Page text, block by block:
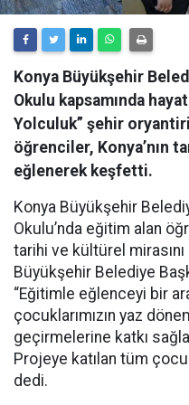
Konya Büyükşehir
Okulu kapsamında
Yolculuk” şehir
öğrenciler, Konya’nın
eğlenerek keşfetti.
Konya Büyükşehir
Okulu’nda eğitim alan
tarihi ve kültürel
Büyükşehir Belediye
“Eğitimle eğlenceyi bir
çocuklarımızın yaz
geçirmelerine katkı
Projeye katılan tüm
dedi.